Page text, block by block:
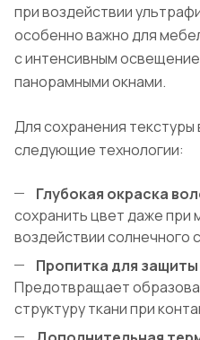
при воздействии
особенно важно для
с интенсивным
панорамными окнами.
Для сохранения
следующие технологии:
Глубокая окраска
сохранить цвет даже при
воздействии солнечного
Пропитка для защиты
Предотвращает
структуру ткани при